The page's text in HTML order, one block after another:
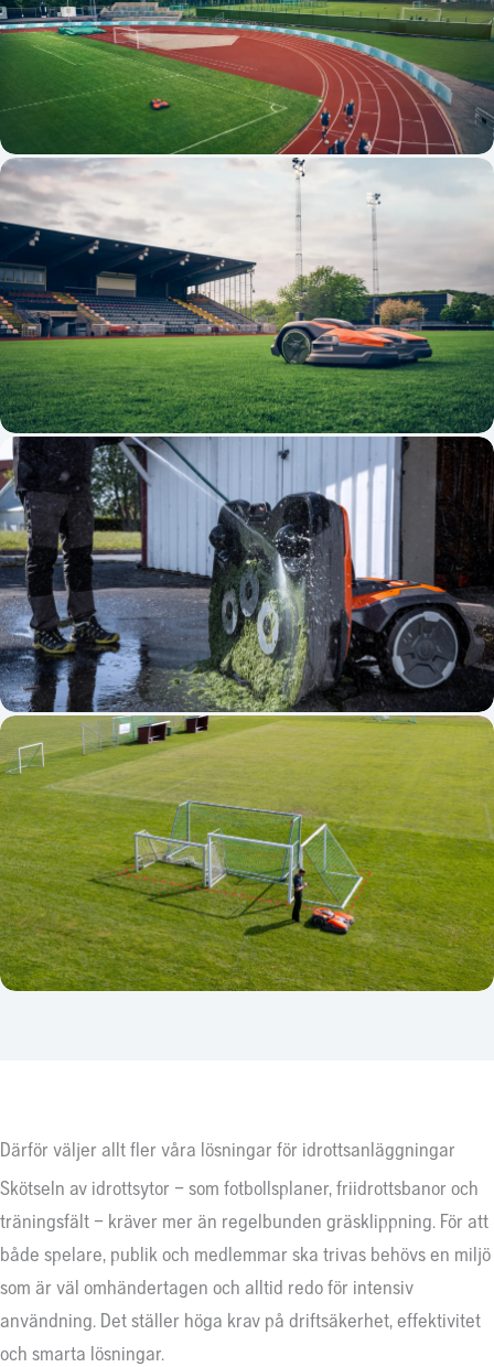
Därför väljer allt fler våra lösningar för idrottsanläggningar
Skötseln av idrottsytor – som fotbollsplaner, friidrottsbanor och
träningsfält – kräver mer än regelbunden gräsklippning. För att
både spelare, publik och medlemmar ska trivas behövs en miljö
som är väl omhändertagen och alltid redo för intensiv
användning. Det ställer höga krav på driftsäkerhet, effektivitet
och smarta lösningar.